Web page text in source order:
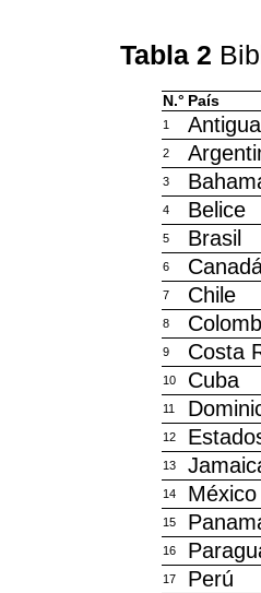
Tabla 2
N.° País
1
2
3
4 Belice
5 Brasil
6
7 Chile
8
9 Costa
10 Cuba
11
12
13
14 México
15
16
17 Perú